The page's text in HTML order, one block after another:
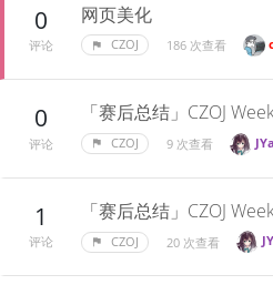
0
评论
网页美化
CZOJ 186 次查看
0
评论
「赛后总结」CZOJ
CZOJ 9 次查看
1
评论
「赛后总结」CZOJ
CZOJ 20 次查看